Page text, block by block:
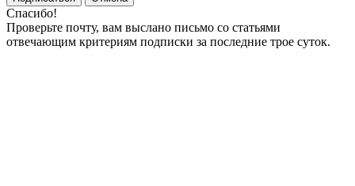
Спасибо!
Проверьте почту, вам выслано письмо со статьями
отвечающим критериям подписки за последние трое суток.